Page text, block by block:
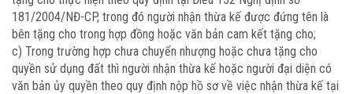
181/2004/NĐ-CP, trong đó người nhận thừa kế được đứng tên là
bên tặng cho trong hợp đồng hoặc văn bản cam kết tặng cho;
c) Trong trường hợp chưa chuyển nhượng hoặc chưa tặng cho
quyền sử dụng đất thì người nhận thừa kế hoặc người đại diện có
văn bản ủy quyền theo quy định nộp hồ sơ về việc nhận thừa kế tại